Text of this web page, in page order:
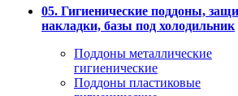
05. Гигиенические поддоны,
накладки, базы под холодильник
Поддоны металлические
гигиенические
Поддоны пластиковые